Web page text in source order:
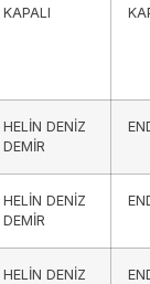
KAPALI
HELİN DENİZ
DEMİR
HELİN DENİZ
DEMİR
HELİN DENİZ